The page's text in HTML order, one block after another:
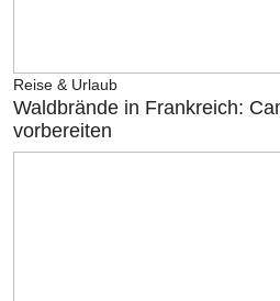
Reise & Urlaub
Waldbrände in Frankreich:
vorbereiten